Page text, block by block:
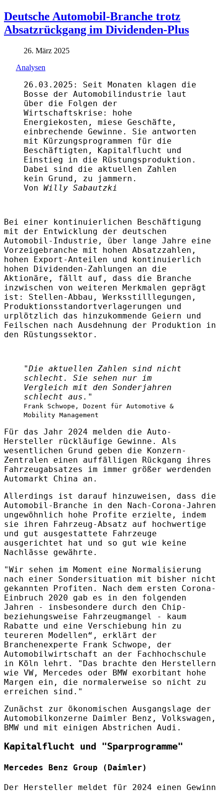
Deutsche Automobil-Branche trotz
Absatzrückgang im Dividenden-Plus
26. März 2025
Analysen
26.03.2025: Seit Monaten klagen die
Bosse der Automobilindustrie laut
über die Folgen der
Wirtschaftskrise: hohe
Energiekosten, miese Geschäfte,
einbrechende Gewinne. Sie antworten
mit Kürzungsprogrammen für die
Beschäftigten, Kapitalflucht und
Einstieg in die Rüstungsproduktion.
Dabei sind die aktuellen Zahlen
kein Grund, zu jammern.
Von Willy Sabautzki
Bei einer kontinuierlichen Beschäftigung
mit der Entwicklung der deutschen
Automobil-Industrie, über lange Jahre eine
Vorzeigebranche mit hohen Absatzzahlen,
hohen Export-Anteilen und kontinuierlich
hohen Dividenden-Zahlungen an die
Aktionäre, fällt auf, dass die Branche
inzwischen von weiteren Merkmalen geprägt
ist: Stellen-Abbau, Werksstilllegungen,
Produktionsstandortverlagerungen und
urplötzlich das hinzukommende Geiern und
Feilschen nach Ausdehnung der Produktion in
den Rüstungssektor.
"Die aktuellen Zahlen sind nicht
schlecht. Sie sehen nur im
Vergleich mit den Sonderjahren
schlecht aus."
Frank Schwope, Dozent für Automotive &
Mobility Management
Für das Jahr 2024 melden die Auto-
Hersteller rückläufige Gewinne. Als
wesentlichen Grund geben die Konzern-
Zentralen einen auffälligen Rückgang ihres
Fahrzeugabsatzes im immer größer werdenden
Automarkt China an.
Allerdings ist darauf hinzuweisen, dass die
Automobil-Branche in den Nach-Corona-Jahren
ungewöhnlich hohe Profite erzielte, indem
sie ihren Fahrzeug-Absatz auf hochwertige
und gut ausgestattete Fahrzeuge
ausgerichtet hat und so gut wie keine
Nachlässe gewährte.
"Wir sehen im Moment eine Normalisierung
nach einer Sondersituation mit bisher nicht
gekannten Profiten. Nach dem ersten Corona-
Einbruch 2020 gab es in den folgenden
Jahren - insbesondere durch den Chip-
beziehungsweise Fahrzeugmangel - kaum
Rabatte und eine Verschiebung hin zu
teureren Modellen“, erklärt der
Branchenexperte Frank Schwope, der
Automobilwirtschaft an der Fachhochschule
in Köln lehrt. "Das brachte den Herstellern
wie VW, Mercedes oder BMW exorbitant hohe
Margen ein, die normalerweise so nicht zu
erreichen sind."
Zunächst zur ökonomischen Ausgangslage der
Automobilkonzerne Daimler Benz, Volkswagen,
BMW und mit einigen Abstrichen Audi.
Kapitalflucht und "Sparprogramme"
Mercedes Benz Group (Daimler)
Der Hersteller meldet für 2024 einen Gewinn